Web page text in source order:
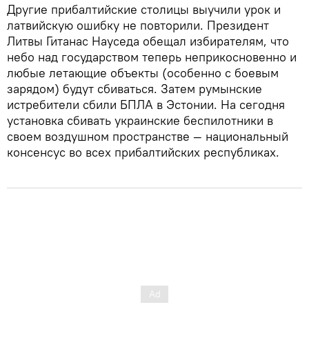
Другие прибалтийские столицы выучили урок и
латвийскую ошибку не повторили. Президент
Литвы Гитанас Науседа обещал избирателям, что
небо над государством теперь неприкосновенно и
любые летающие объекты (особенно с боевым
зарядом) будут сбиваться. Затем румынские
истребители сбили БПЛА в Эстонии. На сегодня
установка сбивать украинские беспилотники в
своем воздушном пространстве — национальный
консенсус во всех прибалтийских республиках.